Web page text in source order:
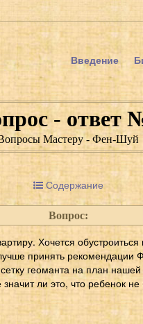
Введение
- ответ
Мастеру - Фен-Шуй
Содержание
Вопрос:
Хочется
принять рекомендации
геоманта на план
ли это, что ребенок